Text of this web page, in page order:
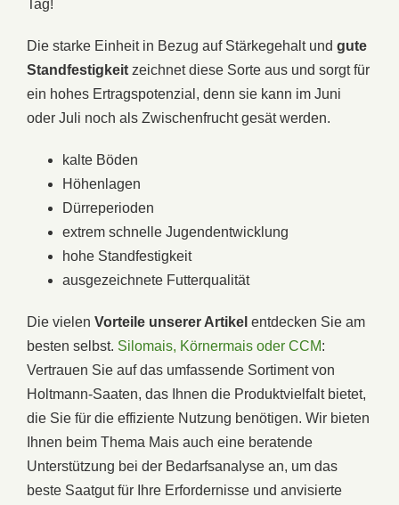
Tag!
Die starke Einheit in Bezug auf Stärkegehalt und gute
Standfestigkeit zeichnet diese Sorte aus und sorgt für
ein hohes Ertragspotenzial, denn sie kann im Juni
oder Juli noch als Zwischenfrucht gesät werden.
kalte Böden
Höhenlagen
Dürreperioden
extrem schnelle Jugendentwicklung
hohe Standfestigkeit
ausgezeichnete Futterqualität
Die vielen Vorteile unserer Artikel entdecken Sie am
besten selbst. Silomais, Körnermais oder CCM:
Vertrauen Sie auf das umfassende Sortiment von
Holtmann-Saaten, das Ihnen die Produktvielfalt bietet,
die Sie für die effiziente Nutzung benötigen. Wir bieten
Ihnen beim Thema Mais auch eine beratende
Unterstützung bei der Bedarfsanalyse an, um das
beste Saatgut für Ihre Erfordernisse und anvisierte